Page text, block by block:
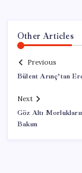
Other Articles
Previous
Bülent Arınç’tan
Next
Göz Altı
Bakım